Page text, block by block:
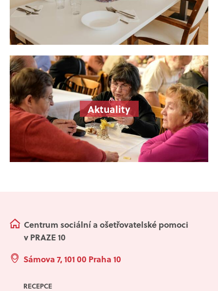
Aktuality
Centrum sociální a ošetřovatelské pomoci
v PRAZE 10
Sámova 7, 101 00 Praha 10
RECEPCE